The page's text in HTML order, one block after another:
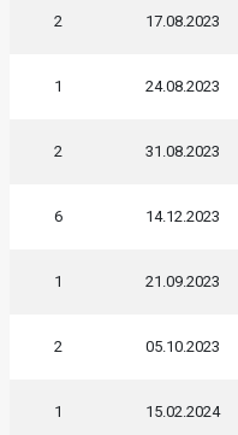
2 17.08.2023
1 24.08.2023
2 31.08.2023
6 14.12.2023
1 21.09.2023
2 05.10.2023
1 15.02.2024